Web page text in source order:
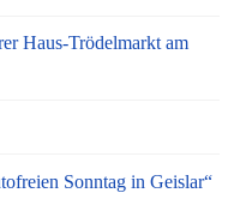
Haus-Trödelmarkt am
Sonntag in Geislar“